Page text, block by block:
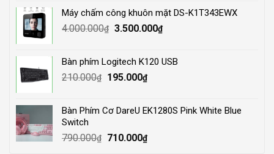
3.500.000₫.2.800.000₫.
Máy chấm công khuôn mặt DS-K1T343EWX
4.000.000₫ Original
4.000.000₫.
3.500.000₫Current
3.500.000₫.
Bàn phím Logitech K120 USB
210.000₫
Original
210.000₫.
195.000₫Current
195.000₫.
Bàn Phím Cơ DareU EK1280S Pink White Blue
Switch
790.000₫
Original
710.000₫Current